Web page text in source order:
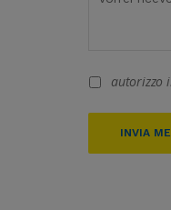
autorizzo
INVIA